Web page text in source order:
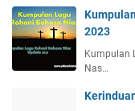
2023
Kumpulan
Nas…